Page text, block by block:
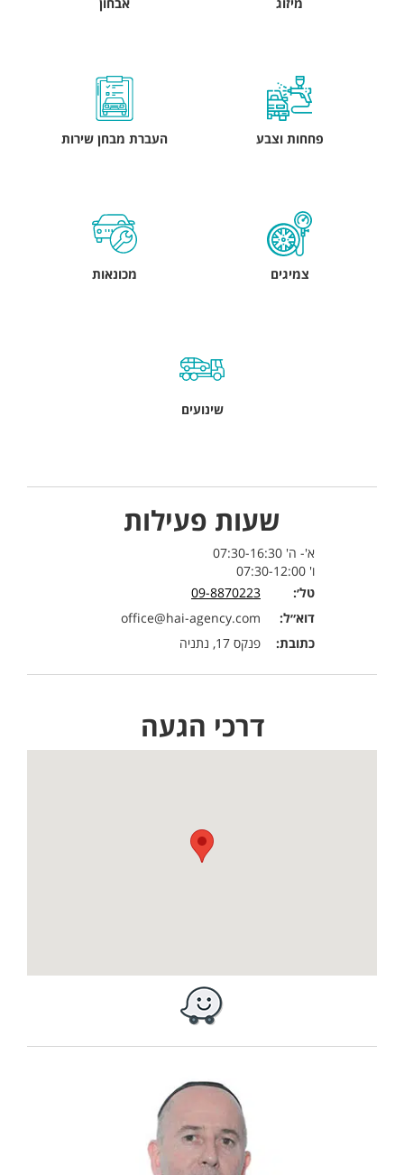
פחחות וצבע העברת מבחן שירות
צמיגים מכונאות
שינועים
שעות פעילות
א'- ה' 07:30-16:30
ו' 07:30-12:00
טל׳:
09-8870223
דוא״ל:
office@hai-agency.com
כתובת:
פנקס 17, נתניה
דרכי הגעה